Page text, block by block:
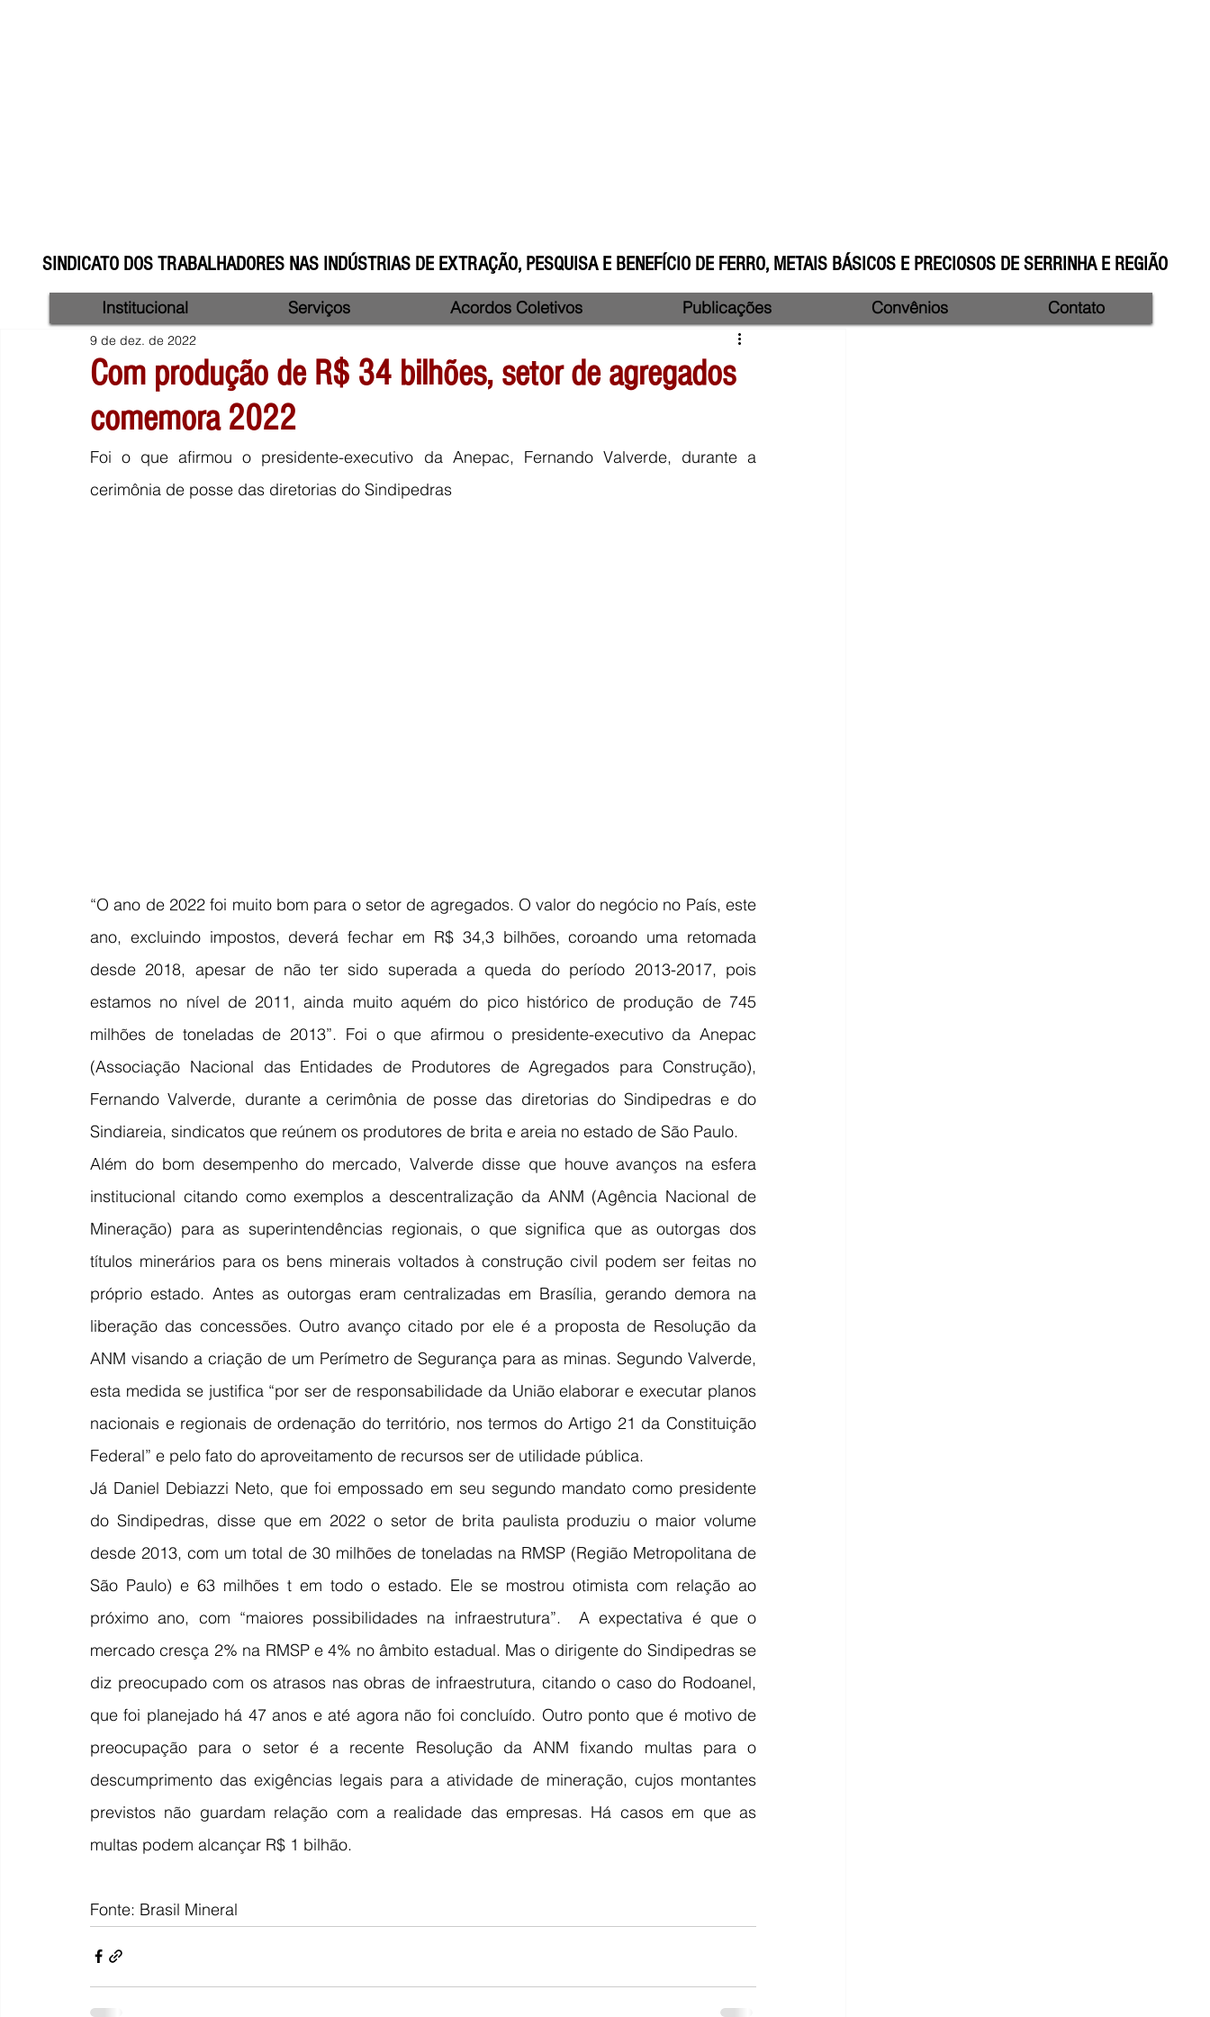
SINDICATO DOS TRABALHADORES NAS INDÚSTRIAS DE EXTRAÇÃO, PESQUISA E BENEFÍCIO DE FERRO, METAIS BÁSICOS E PRECIOSOS DE SERRINHA E REGIÃO
Com produção de R$ 34 bilhões, setor de agregados
comemora 2022
9 de dez. de 2022
Foi o que afirmou o presidente-executivo da Anepac, Fernando Valverde, durante a
cerimônia de posse das diretorias do Sindipedras
“O ano de 2022 foi muito bom para o setor de agregados. O valor do negócio no País, este
ano, excluindo impostos, deverá fechar em R$ 34,3 bilhões, coroando uma retomada
desde 2018, apesar de não ter sido superada a queda do período 2013-2017, pois
estamos no nível de 2011, ainda muito aquém do pico histórico de produção de 745
milhões de toneladas de 2013”. Foi o que afirmou o presidente-executivo da Anepac
(Associação Nacional das Entidades de Produtores de Agregados para Construção),
Fernando Valverde, durante a cerimônia de posse das diretorias do Sindipedras e do
Sindiareia, sindicatos que reúnem os produtores de brita e areia no estado de São Paulo.
Além do bom desempenho do mercado, Valverde disse que houve avanços na esfera
institucional citando como exemplos a descentralização da ANM (Agência Nacional de
Mineração) para as superintendências regionais, o que significa que as outorgas dos
títulos minerários para os bens minerais voltados à construção civil podem ser feitas no
próprio estado. Antes as outorgas eram centralizadas em Brasília, gerando demora na
liberação das concessões. Outro avanço citado por ele é a proposta de Resolução da
ANM visando a criação de um Perímetro de Segurança para as minas. Segundo Valverde,
esta medida se justifica “por ser de responsabilidade da União elaborar e executar planos
nacionais e regionais de ordenação do território, nos termos do Artigo 21 da Constituição
Federal” e pelo fato do aproveitamento de recursos ser de utilidade pública.
Já Daniel Debiazzi Neto, que foi empossado em seu segundo mandato como presidente
do Sindipedras, disse que em 2022 o setor de brita paulista produziu o maior volume
desde 2013, com um total de 30 milhões de toneladas na RMSP (Região Metropolitana de
São Paulo) e 63 milhões t em todo o estado. Ele se mostrou otimista com relação ao
próximo ano, com “maiores possibilidades na infraestrutura”.  A expectativa é que o
mercado cresça 2% na RMSP e 4% no âmbito estadual. Mas o dirigente do Sindipedras se
diz preocupado com os atrasos nas obras de infraestrutura, citando o caso do Rodoanel,
que foi planejado há 47 anos e até agora não foi concluído. Outro ponto que é motivo de
preocupação para o setor é a recente Resolução da ANM fixando multas para o
descumprimento das exigências legais para a atividade de mineração, cujos montantes
previstos não guardam relação com a realidade das empresas. Há casos em que as
multas podem alcançar R$ 1 bilhão.
Fonte: Brasil Mineral
Institucional Serviços Acordos Coletivos Publicações Convênios Contato